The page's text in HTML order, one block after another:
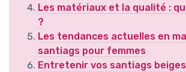
Les matériaux et la qualité :
?
Les tendances actuelles en
santiags pour femmes
Entretenir vos santiags